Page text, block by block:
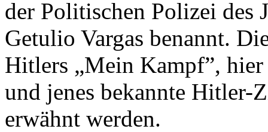
der Politischen Polizei des
Getulio Vargas benannt.
Hitlers „Mein Kampf”,
und jenes bekannte
erwähnt werden.